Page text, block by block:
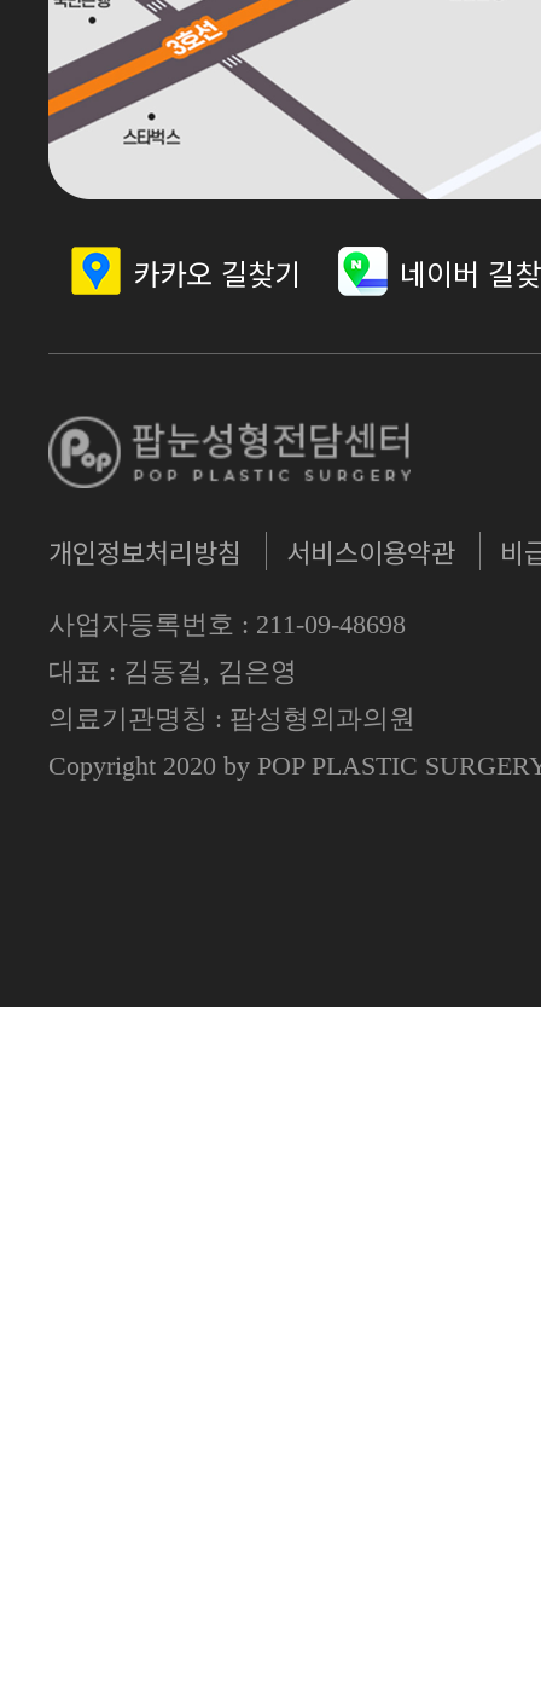
카카오 길찾기 네이버 길
개인정보처리방침 서비스이용약관 비
사업자등록번호 : 211-09-48698
대표 : 김동걸, 김은영
의료기관명칭 : 팝성형외과의원
Copyright 2020 by POP PLASTIC